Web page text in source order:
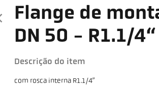
Flange de
DN 50 - R1.1/4“
Descrição do item
com rosca interna R1.1/4”